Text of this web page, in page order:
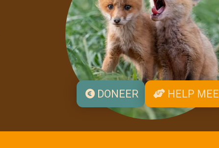
DONEER HELP MEE